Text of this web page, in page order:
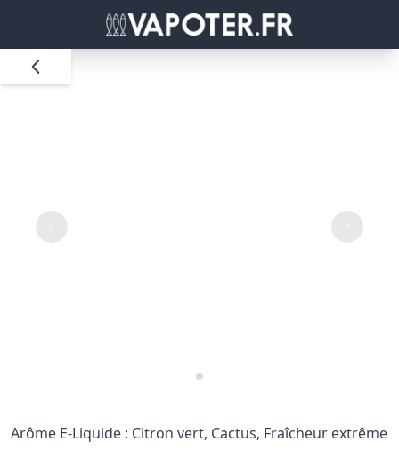
Arôme E-Liquide : Citron vert, Cactus, Fraîcheur extrême